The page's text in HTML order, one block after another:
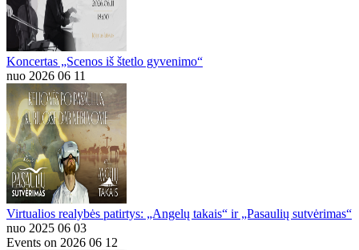
Koncertas „Scenos iš štetlo gyvenimo“
nuo 2026 06 11
Virtualios realybės patirtys: „Angelų takais“ ir „Pasaulių sutvėrimas“
nuo 2025 06 03
Events on 2026 06 12